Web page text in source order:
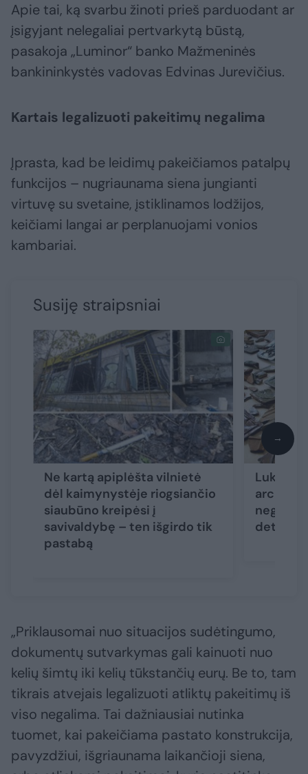
Apie tai, ką svarbu žinoti prieš parduodant ar
įsigyjant nelegaliai pertvarkytą būstą,
pasakoja „Luminor“ banko Mažmeninės
bankininkystės vadovas Edvinas Jurevičius.
Kartais legalizuoti pakeitimų negalima
Įprasta, kad be leidimų pakeičiamos patalpų
funkcijos – nugriaunama siena jungianti
virtuvę su svetaine, įstiklinamos lodžijos,
keičiami langai ar perplanuojami vonios
kambariai.
Susiję straipsniai
Ne kartą apiplėšta vilnietė
dėl kaimynystėje riogsiančio
siaubūno kreipėsi į
savivaldybę – ten išgirdo tik
pastabą
detales
→
„Priklausomai nuo situacijos sudėtingumo,
dokumentų sutvarkymas gali kainuoti nuo
kelių šimtų iki kelių tūkstančių eurų. Be to, tam
tikrais atvejais legalizuoti atliktų pakeitimų iš
viso negalima. Tai dažniausiai nutinka
tuomet, kai pakeičiama pastato konstrukcija,
pavyzdžiui, išgriaunama laikančioji siena,